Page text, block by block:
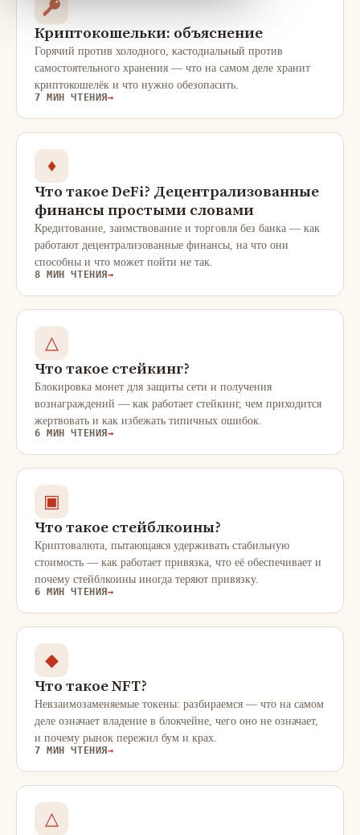
Криптокошельки: объяснение
Горячий против холодного, кастодиальный против
самостоятельного хранения — что на самом деле хранит
криптокошелёк и что нужно обезопасить.
7 МИН ЧТЕНИЯ →
♦
Что такое DeFi? Децентрализованные
финансы простыми словами
Кредитование, заимствование и торговля без банка — как
работают децентрализованные финансы, на что они
способны и что может пойти не так.
8 МИН ЧТЕНИЯ →
△
Что такое стейкинг?
Блокировка монет для защиты сети и получения
вознаграждений — как работает стейкинг, чем приходится
жертвовать и как избежать типичных ошибок.
6 МИН ЧТЕНИЯ →
▣
Что такое стейблкоины?
Криптовалюта, пытающаяся удерживать стабильную
стоимость — как работает привязка, что её обеспечивает и
почему стейблкоины иногда теряют привязку.
6 МИН ЧТЕНИЯ →
◆
Что такое NFT?
Невзаимозаменяемые токены: разбираемся — что на самом
деле означает владение в блокчейне, чего оно не означает,
и почему рынок пережил бум и крах.
7 МИН ЧТЕНИЯ →
△